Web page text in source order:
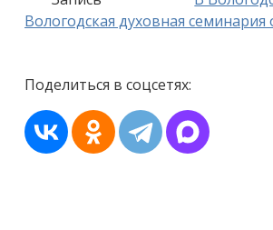
Вологодская духовная
Поделиться в соцсетях: